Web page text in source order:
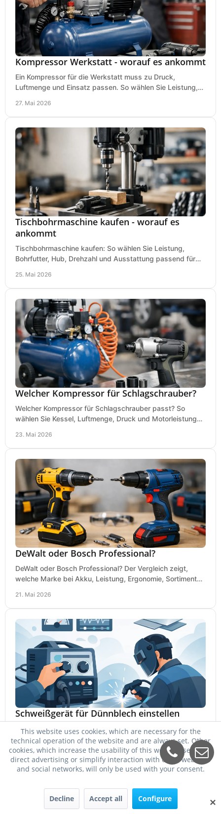
Kompressor Werkstatt - worauf es ankommt
Ein Kompressor für die Werkstatt muss zu Druck,
Luftmenge und Einsatz passen. So wählen Sie Leistung,
27. Mai 2026
Tischbohrmaschine kaufen - worauf es
ankommt
Tischbohrmaschine kaufen: So wählen Sie Leistung,
Bohrfutter, Hub, Drehzahl und Ausstattung passend für
25. Mai 2026
Welcher Kompressor für Schlagschrauber?
Welcher Kompressor für Schlagschrauber passt? So
wählen Sie Kessel, Luftmenge, Druck und Motorleistung
23. Mai 2026
DeWalt oder Bosch Professional?
DeWalt oder Bosch Professional? Der Vergleich zeigt,
welche Marke bei Akku, Leistung, Ergonomie, Sortiment
21. Mai 2026
Schweißgerät für Dünnblech einstellen
Schweißgerät für Dünnblech einstellen: passende
Stromstärke, Draht, Gas und Vorschub für saubere Nähte
ohne Durchbrand bei 0,8 bis 2 mm.
19. Mai 2026
✕
This website uses cookies, which are necessary for the
technical operation of the website and are always set. Other
cookies, which increase the usability of this website, serve for
direct advertising or simplify interaction with other websites
and social networks, will only be used with your consent.
Decline Accept all Configure